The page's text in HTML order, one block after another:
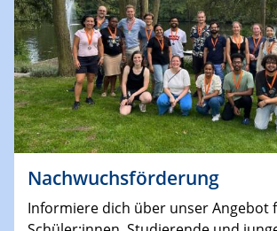
Nachwuchsförderung
Informiere dich über unser Angebot